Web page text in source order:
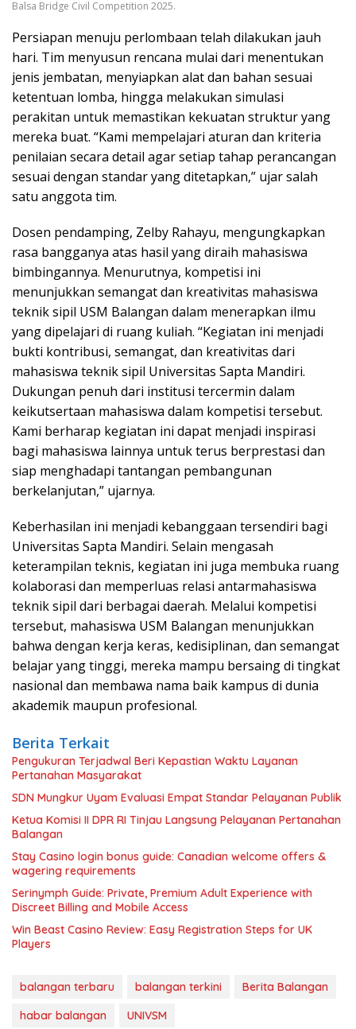
Balsa Bridge Civil Competition 2025.
Persiapan menuju perlombaan telah dilakukan jauh
hari. Tim menyusun rencana mulai dari menentukan
jenis jembatan, menyiapkan alat dan bahan sesuai
ketentuan lomba, hingga melakukan simulasi
perakitan untuk memastikan kekuatan struktur yang
mereka buat. “Kami mempelajari aturan dan kriteria
penilaian secara detail agar setiap tahap perancangan
sesuai dengan standar yang ditetapkan,” ujar salah
satu anggota tim.
Dosen pendamping, Zelby Rahayu, mengungkapkan
rasa bangganya atas hasil yang diraih mahasiswa
bimbingannya. Menurutnya, kompetisi ini
menunjukkan semangat dan kreativitas mahasiswa
teknik sipil USM Balangan dalam menerapkan ilmu
yang dipelajari di ruang kuliah. “Kegiatan ini menjadi
bukti kontribusi, semangat, dan kreativitas dari
mahasiswa teknik sipil Universitas Sapta Mandiri.
Dukungan penuh dari institusi tercermin dalam
keikutsertaan mahasiswa dalam kompetisi tersebut.
Kami berharap kegiatan ini dapat menjadi inspirasi
bagi mahasiswa lainnya untuk terus berprestasi dan
siap menghadapi tantangan pembangunan
berkelanjutan,” ujarnya.
Keberhasilan ini menjadi kebanggaan tersendiri bagi
Universitas Sapta Mandiri. Selain mengasah
keterampilan teknis, kegiatan ini juga membuka ruang
kolaborasi dan memperluas relasi antarmahasiswa
teknik sipil dari berbagai daerah. Melalui kompetisi
tersebut, mahasiswa USM Balangan menunjukkan
bahwa dengan kerja keras, kedisiplinan, dan semangat
belajar yang tinggi, mereka mampu bersaing di tingkat
nasional dan membawa nama baik kampus di dunia
akademik maupun profesional.
Berita Terkait
Pengukuran Terjadwal Beri Kepastian Waktu Layanan
Pertanahan Masyarakat
SDN Mungkur Uyam Evaluasi Empat Standar Pelayanan Publik
Ketua Komisi II DPR RI Tinjau Langsung Pelayanan Pertanahan
Balangan
Stay Casino login bonus guide: Canadian welcome offers &
wagering requirements
Serinymph Guide: Private, Premium Adult Experience with
Discreet Billing and Mobile Access
Win Beast Casino Review: Easy Registration Steps for UK
Players
balangan terbaru balangan terkini
Berita Balangan
habar balangan
UNIVSM